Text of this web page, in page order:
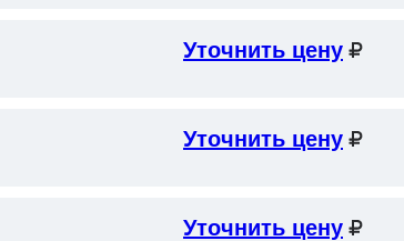
Уточнить цену
Уточнить цену
Уточнить цену